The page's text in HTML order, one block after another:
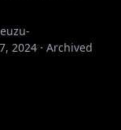
2024 · Archived